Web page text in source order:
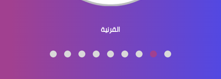
ثقوب الشبكية في العين
القرنية